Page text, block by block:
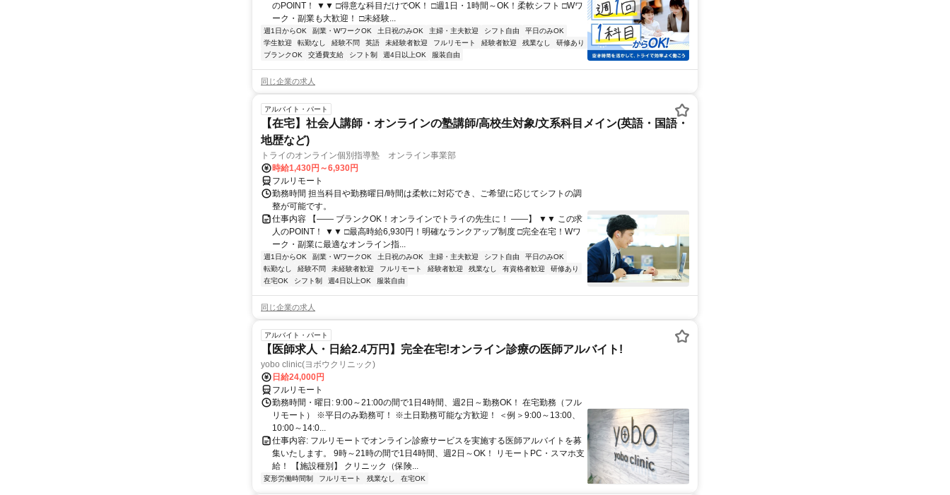
のPOINT！ ▼▼ □得意な科目だけでOK！ □週1日・1時間～OK！柔軟シフト □Wワ
ーク・副業も大歓迎！ □未経験...
週1日からOK 副業・WワークOK 土日祝のみOK 主婦・主夫歓迎 シフト自由
平日のみOK
学生歓迎
転勤なし 経験不問 英語 未経験者歓迎 フルリモート 経験者歓迎 残業なし
研修あり
ブランクOK
交通費支給 シフト制 週4日以上OK 服装自由
同じ企業の求人
アルバイト・パート
【在宅】社会人講師・オンラインの塾講師/高校生対象/文系科目メイン(英語・国語・
地歴など)
トライのオンライン個別指導塾 オンライン事業部
時給1,430円～6,930円
フルリモート
勤務時間 担当科目や勤務曜日/時間は柔軟に対応でき、ご希望に応じてシフトの調
整が可能です。
仕事内容 【―― ブランクOK！オンラインでトライの先生に！ ――】 ▼▼ この求
人のPOINT！ ▼▼ □最高時給6,930円！明確なランクアップ制度 □完全在宅！Wワ
ーク・副業に最適なオンライン指...
週1日からOK 副業・WワークOK 土日祝のみOK 主婦・主夫歓迎 シフト自由
平日のみOK
転勤なし
経験不問 未経験者歓迎 フルリモート 経験者歓迎 残業なし 有資格者歓迎
研修あり
在宅OK
シフト制 週4日以上OK 服装自由
同じ企業の求人
アルバイト・パート
【医師求人・日給2.4万円】完全在宅!オンライン診療の医師アルバイト!
yobo clinic(ヨボウクリニック)
日給24,000円
フルリモート
勤務時間・曜日: 9:00～21:00の間で1日4時間、週2日～勤務OK！ 在宅勤務（フル
リモート） ※平日のみ勤務可！ ※土日勤務可能な方歓迎！ ＜例＞9:00～13:00、
10:00～14:0...
仕事内容: フルリモートでオンライン診療サービスを実施する医師アルバイトを募
集いたします。 9時～21時の間で1日4時間、週2日～OK！ リモートPC・スマホ支
給！ 【施設種別】 クリニック（保険...
変形労働時間制 フルリモート 残業なし 在宅OK